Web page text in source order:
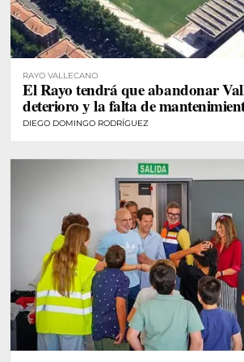
RAYO VALLECANO
El Rayo tendrá que abandonar
deterioro y la falta de
DIEGO DOMINGO RODRÍGUEZ